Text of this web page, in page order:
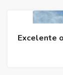
Excelente